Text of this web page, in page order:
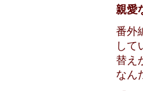
親愛
番外
して
替え
なん